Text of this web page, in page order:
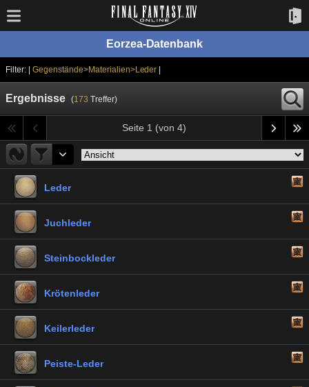
Eorzea-Datenbank
Filter: | Gegenstände>Materialien>Leder
Ergebnisse (173 Treffer)
Seite 1 (von 4)
Leder
Juchleder
Steinbockleder
Krötenleder
Keilerleder
Peiste-Leder